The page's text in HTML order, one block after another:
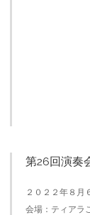
第26回演奏
２０２２年８月
会場：ティア